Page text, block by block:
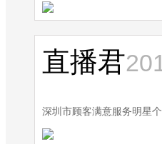
直播君
深圳市顾客满意服务明星